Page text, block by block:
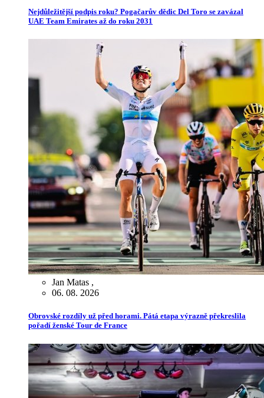
Nejdůležitější podpis roku? Pogačarův dědic Del Toro se zavázal
UAE Team Emirates až do roku 2031
Jan Matas ,
06. 08. 2026
Obrovské rozdíly už před horami. Pátá etapa výrazně překreslila
pořadí ženské Tour de France